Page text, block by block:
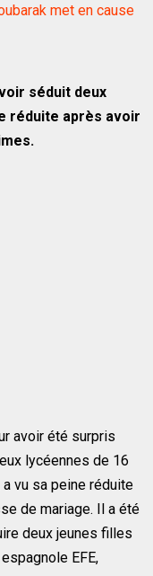
met en cause
séduit deux
réduite après avoir
avoir été surpris
lycéennes de 16
a vu sa peine réduite
de mariage. Il a été
deux jeunes filles
EFE,